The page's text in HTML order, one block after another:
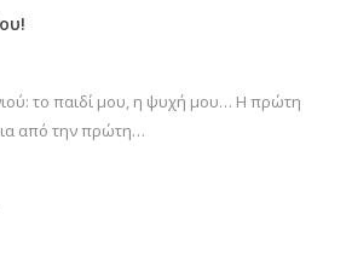
το παιδί μου, η ψυχή μου… Η πρώτη
από την πρώτη…